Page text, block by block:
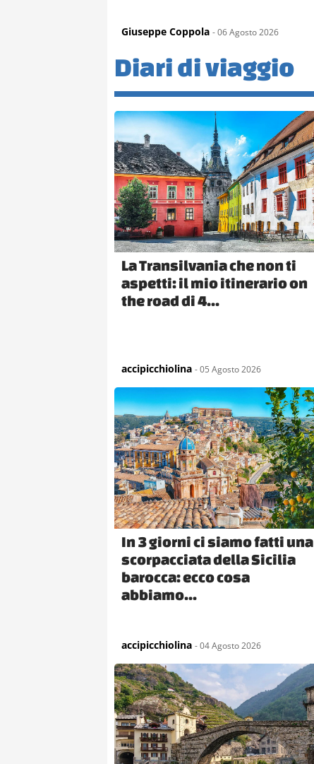
Giuseppe Coppola - 06 Agosto 2026
Diari di viaggio
La Transilvania che non ti
aspetti: il mio itinerario on
the road di 4...
accipicchiolina - 05 Agosto 2026
In 3 giorni ci siamo fatti una
scorpacciata della Sicilia
barocca: ecco cosa
abbiamo...
accipicchiolina - 04 Agosto 2026